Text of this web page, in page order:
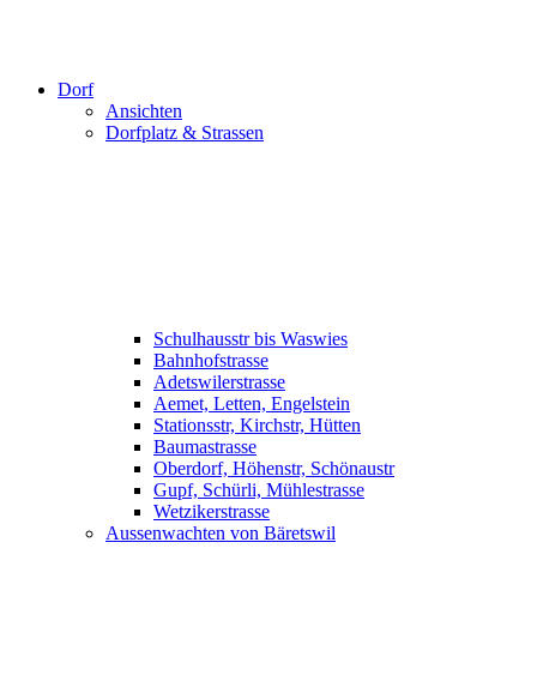
Dorf
Ansichten
Dorfplatz & Strassen
Schulhausstr bis Waswies
Bahnhofstrasse
Adetswilerstrasse
Aemet, Letten, Engelstein
Stationsstr, Kirchstr, Hütten
Baumastrasse
Oberdorf, Höhenstr, Schönaustr
Gupf, Schürli, Mühlestrasse
Wetzikerstrasse
Aussenwachten von Bäretswil